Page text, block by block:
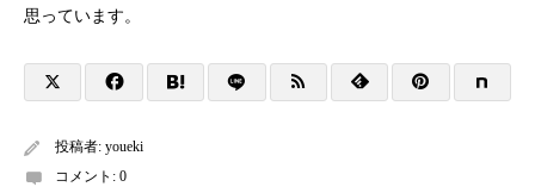
思っています。
投稿者: youeki
コメント: 0